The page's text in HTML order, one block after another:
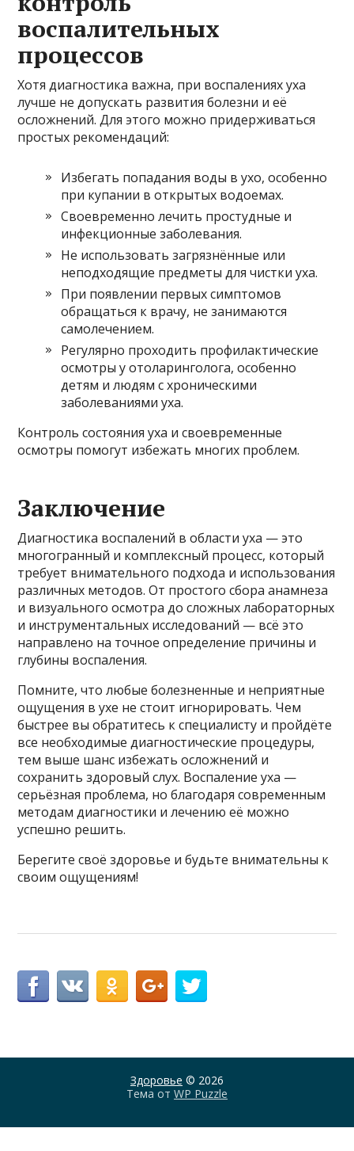
воспалительных
процессов
Хотя диагностика важна, при воспалениях уха
лучше не допускать развития болезни и её
осложнений. Для этого можно придерживаться
простых рекомендаций:
Избегать попадания воды в ухо, особенно
при купании в открытых водоемах.
Своевременно лечить простудные и
инфекционные заболевания.
Не использовать загрязнённые или
неподходящие предметы для чистки уха.
При появлении первых симптомов
обращаться к врачу, не занимаются
самолечением.
Регулярно проходить профилактические
осмотры у отоларинголога, особенно
детям и людям с хроническими
заболеваниями уха.
Контроль состояния уха и своевременные
осмотры помогут избежать многих проблем.
Заключение
Диагностика воспалений в области уха — это
многогранный и комплексный процесс, который
требует внимательного подхода и использования
различных методов. От простого сбора анамнеза
и визуального осмотра до сложных лабораторных
и инструментальных исследований — всё это
направлено на точное определение причины и
глубины воспаления.
Помните, что любые болезненные и неприятные
ощущения в ухе не стоит игнорировать. Чем
быстрее вы обратитесь к специалисту и пройдёте
все необходимые диагностические процедуры,
тем выше шанс избежать осложнений и
сохранить здоровый слух. Воспаление уха —
серьёзная проблема, но благодаря современным
методам диагностики и лечению её можно
успешно решить.
Берегите своё здоровье и будьте внимательны к
своим ощущениям!
Здоровье © 2026
Тема от WP Puzzle